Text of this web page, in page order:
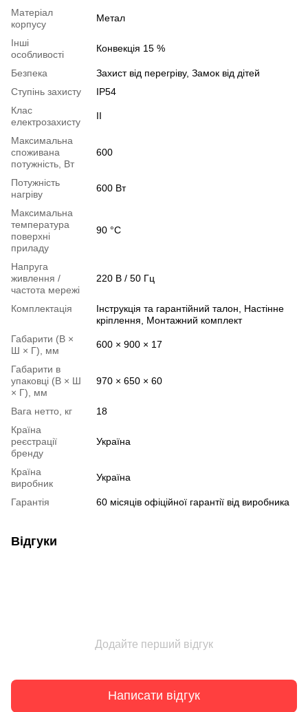
Матеріал
корпусу
Метал
Інші
особливості
Конвекція 15 %
Безпека
Захист від перегріву, Замок від дітей
Ступінь захисту
IP54
Клас
електрозахисту
II
Максимальна
споживана
потужність, Вт
600
Потужність
нагріву
600 Вт
Максимальна
температура
поверхні
приладу
90 °C
Напруга
живлення /
частота мережі
220 В / 50 Гц
Комплектація
Інструкція та гарантійний талон, Настінне
кріплення, Монтажний комплект
Габарити (В ×
Ш × Г), мм
600 × 900 × 17
Габарити в
упаковці (В × Ш
× Г), мм
970 × 650 × 60
Вага нетто, кг
18
Країна
реєстрації
бренду
Україна
Країна
виробник
Україна
Гарантія 60 місяців офіційної гарантії від виробника
Відгуки
Додайте перший відгук
Написати відгук